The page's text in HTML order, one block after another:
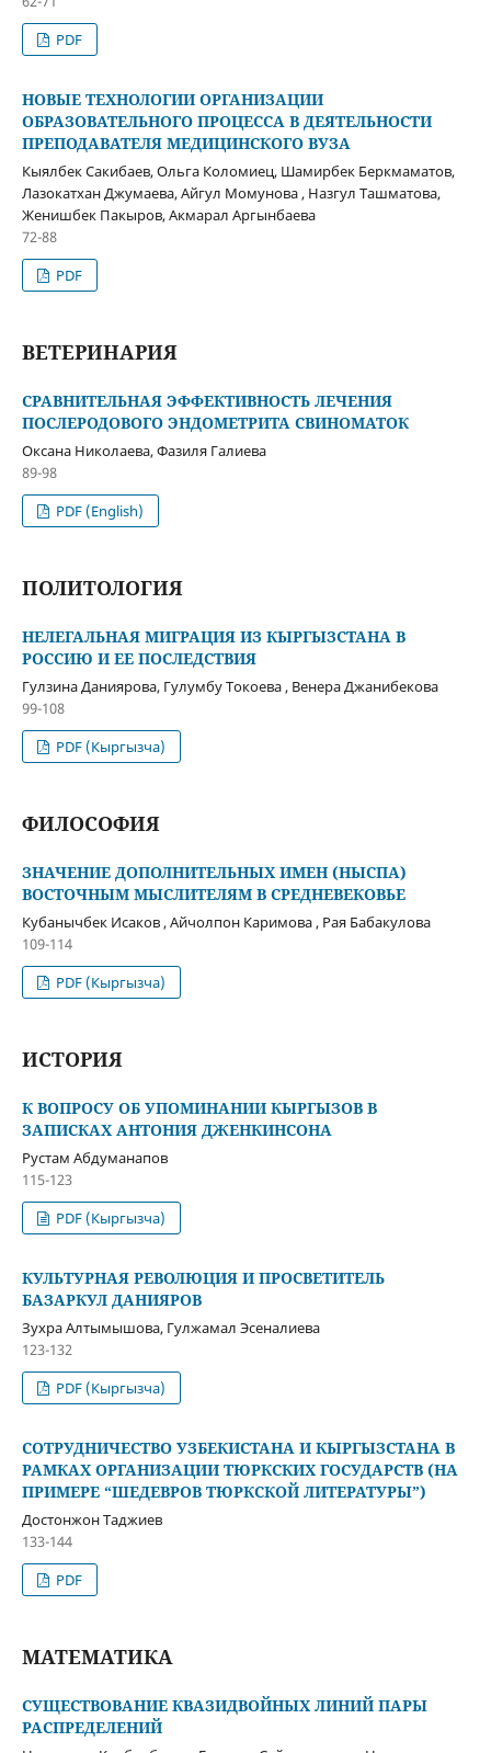
PDF
НОВЫЕ ТЕХНОЛОГИИ ОРГАНИЗАЦИИ
ОБРАЗОВАТЕЛЬНОГО ПРОЦЕССА В ДЕЯТЕЛЬНОСТИ
ПРЕПОДАВАТЕЛЯ МЕДИЦИНСКОГО ВУЗА
Кыялбек Сакибаев, Ольга Коломиец, Шамирбек Беркмаматов,
Лазокатхан Джумаева, Айгул Момунова , Назгул Ташматова,
Женишбек Пакыров, Акмарал Аргынбаева
72-88
PDF
ВЕТЕРИНАРИЯ
СРАВНИТЕЛЬНАЯ ЭФФЕКТИВНОСТЬ ЛЕЧЕНИЯ
ПОСЛЕРОДОВОГО ЭНДОМЕТРИТА СВИНОМАТОК
Оксана Николаева, Фазиля Галиева
89-98
PDF (English)
ПОЛИТОЛОГИЯ
НЕЛЕГАЛЬНАЯ МИГРАЦИЯ ИЗ КЫРГЫЗСТАНА В
РОССИЮ И ЕЕ ПОСЛЕДСТВИЯ
Гулзина Даниярова, Гулумбу Токоева , Венера Джанибекова
99-108
PDF (Кыргызча)
ФИЛОСОФИЯ
ЗНАЧЕНИЕ ДОПОЛНИТЕЛЬНЫХ ИМЕН (НЫСПА)
ВОСТОЧНЫМ МЫСЛИТЕЛЯМ В СРЕДНЕВЕКОВЬЕ
Кубанычбек Исаков , Айчолпон Каримова , Рая Бабакулова
109-114
PDF (Кыргызча)
ИСТОРИЯ
К ВОПРОСУ ОБ УПОМИНАНИИ КЫРГЫЗОВ В
ЗАПИСКАХ АНТОНИЯ ДЖЕНКИНСОНА
Рустам Абдуманапов
115-123
PDF (Кыргызча)
КУЛЬТУРНАЯ РЕВОЛЮЦИЯ И ПРОСВЕТИТЕЛЬ
БАЗАРКУЛ ДАНИЯРОВ
Зухра Алтымышова, Гулжамал Эсеналиева
123-132
PDF (Кыргызча)
СОТРУДНИЧЕСТВО УЗБЕКИСТАНА И КЫРГЫЗСТАНА В
РАМКАХ ОРГАНИЗАЦИИ ТЮРКСКИХ ГОСУДАРСТВ (НА
ПРИМЕРЕ “ШЕДЕВРОВ ТЮРКСКОЙ ЛИТЕРАТУРЫ”)
Достонжон Таджиев
133-144
PDF
МАТЕМАТИКА
СУЩЕСТВОВАНИЕ КВАЗИДВОЙНЫХ ЛИНИЙ ПАРЫ
РАСПРЕДЕЛЕНИЙ